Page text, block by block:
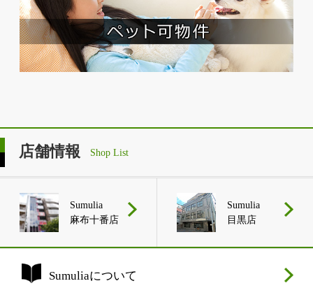
店舗情報 Shop List
Sumulia
麻布十番店
Sumulia
目黒店
Sumuliaについて